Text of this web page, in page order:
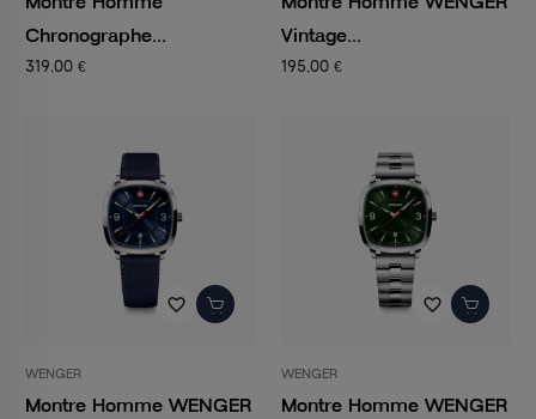
Chronographe...
319,00 €
Vintage...
195,00 €
favorite_border
WENGER
Montre Homme WENGER
favorite_border
WENGER
Montre Homme WENGER